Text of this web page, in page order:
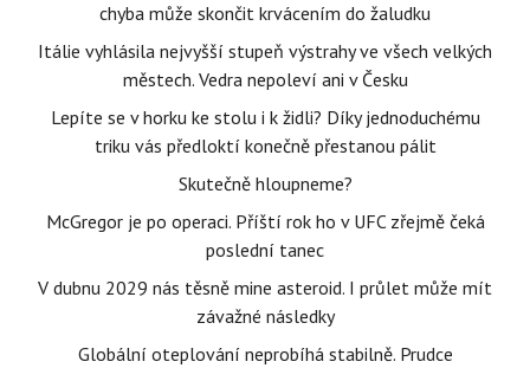
chyba může skončit krvácením do žaludku
Itálie vyhlásila nejvyšší stupeň výstrahy ve všech velkých
městech. Vedra nepoleví ani v Česku
Lepíte se v horku ke stolu i k židli? Díky jednoduchému
triku vás předloktí konečně přestanou pálit
Skutečně hloupneme?
McGregor je po operaci. Příští rok ho v UFC zřejmě čeká
poslední tanec
V dubnu 2029 nás těsně mine asteroid. I průlet může mít
závažné následky
Globální oteplování neprobíhá stabilně. Prudce